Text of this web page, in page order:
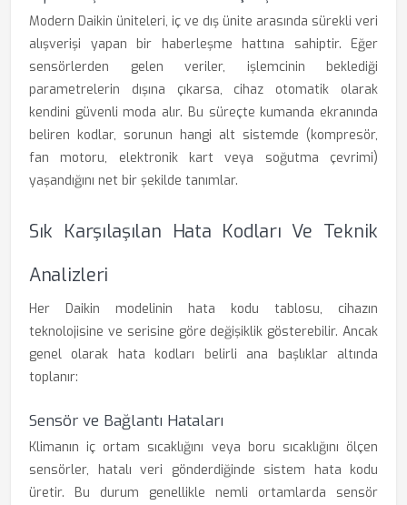
Modern Daikin üniteleri, iç ve dış ünite arasında sürekli veri
alışverişi yapan bir haberleşme hattına sahiptir. Eğer
sensörlerden gelen veriler, işlemcinin beklediği
parametrelerin dışına çıkarsa, cihaz otomatik olarak
kendini güvenli moda alır. Bu süreçte kumanda ekranında
beliren kodlar, sorunun hangi alt sistemde (kompresör,
fan motoru, elektronik kart veya soğutma çevrimi)
yaşandığını net bir şekilde tanımlar.
Sık Karşılaşılan Hata Kodları Ve Teknik
Analizleri
Her Daikin modelinin hata kodu tablosu, cihazın
teknolojisine ve serisine göre değişiklik gösterebilir. Ancak
genel olarak hata kodları belirli ana başlıklar altında
toplanır:
Sensör ve Bağlantı Hataları
Klimanın iç ortam sıcaklığını veya boru sıcaklığını ölçen
sensörler, hatalı veri gönderdiğinde sistem hata kodu
üretir. Bu durum genellikle nemli ortamlarda sensör